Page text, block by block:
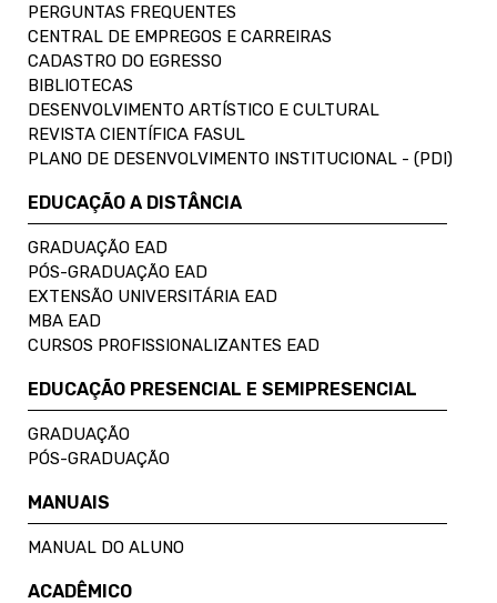
PERGUNTAS FREQUENTES
CENTRAL DE EMPREGOS E CARREIRAS
CADASTRO DO EGRESSO
BIBLIOTECAS
DESENVOLVIMENTO ARTÍSTICO E CULTURAL
REVISTA CIENTÍFICA FASUL
PLANO DE DESENVOLVIMENTO INSTITUCIONAL - (PDI)
EDUCAÇÃO A DISTÂNCIA
GRADUAÇÃO EAD
PÓS-GRADUAÇÃO EAD
EXTENSÃO UNIVERSITÁRIA EAD
MBA EAD
CURSOS PROFISSIONALIZANTES EAD
EDUCAÇÃO PRESENCIAL E SEMIPRESENCIAL
GRADUAÇÃO
PÓS-GRADUAÇÃO
MANUAIS
MANUAL DO ALUNO
ACADÊMICO